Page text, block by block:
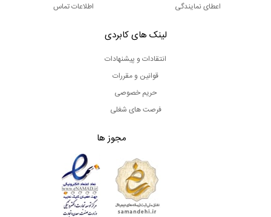
اعطای نمایندگی
اطلاعات تماس
لینک های کابردی
انتقادات و پیشنهادات
قوانین و مقررات
حریم خصوصی
فرصت های شغلی
مجوز ها